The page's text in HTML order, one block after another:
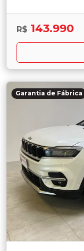
R$ 143.990
Garantia de Fábrica